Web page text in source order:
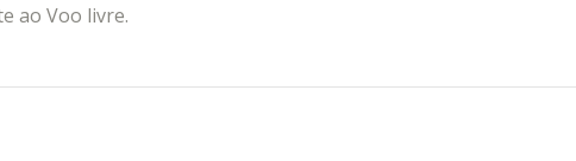
ao Voo livre.